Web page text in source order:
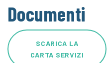
Documenti
SCARICA LA
CARTA SERVIZI